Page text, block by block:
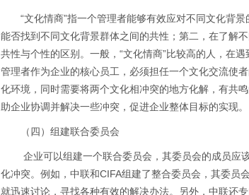
“文化情商”指一个管理者能够有效应对不同文化背景
能否找到不同文化背景群体之间的共性；第二，在了解
共性与个性的区别。一般，“文化情商”比较高的人，在
管理者作为企业的核心员工，必须担任一个文化交流使
化环境，同时需要将两个文化相冲突的地方化解，有共
助企业协调并解决一些冲突，促进企业整体目标的实现。
（四）组建联合委员会
企业可以组建一个联合委员会，其委员会的成员应
化冲突。例如，中联和CIFA组建了整合委员会，其委员
就迅速讨论，寻找各种有效的解决办法。另外，中联还